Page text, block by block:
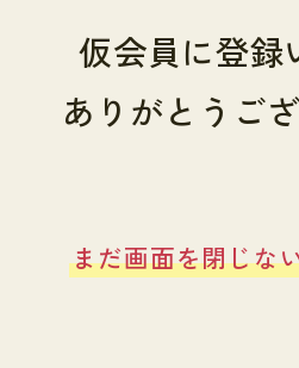
仮会員に登録
ありがとうご
まだ画面を閉じな